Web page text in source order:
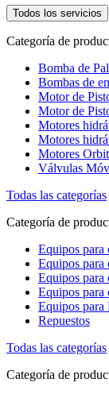
Todos los servicios
Categoría de
Bomba de
Bombas de
Motor de
Motor de
Motores
Motores
Motores
Válvulas
Todas las categorías
Categoría de
Equipos para
Equipos para
Equipos para
Equipos para
Equipos para
Repuestos
Todas las categorías
Categoría de